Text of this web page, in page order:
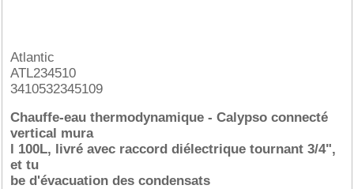
Atlantic
ATL234510
3410532345109
Chauffe-eau thermodynamique - Calypso connecté
vertical mura
l 100L, livré avec raccord diélectrique tournant 3/4",
et tu
be d'évacuation des condensats